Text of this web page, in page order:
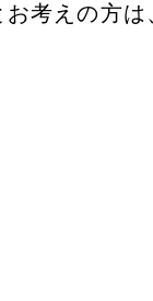
考えの方は